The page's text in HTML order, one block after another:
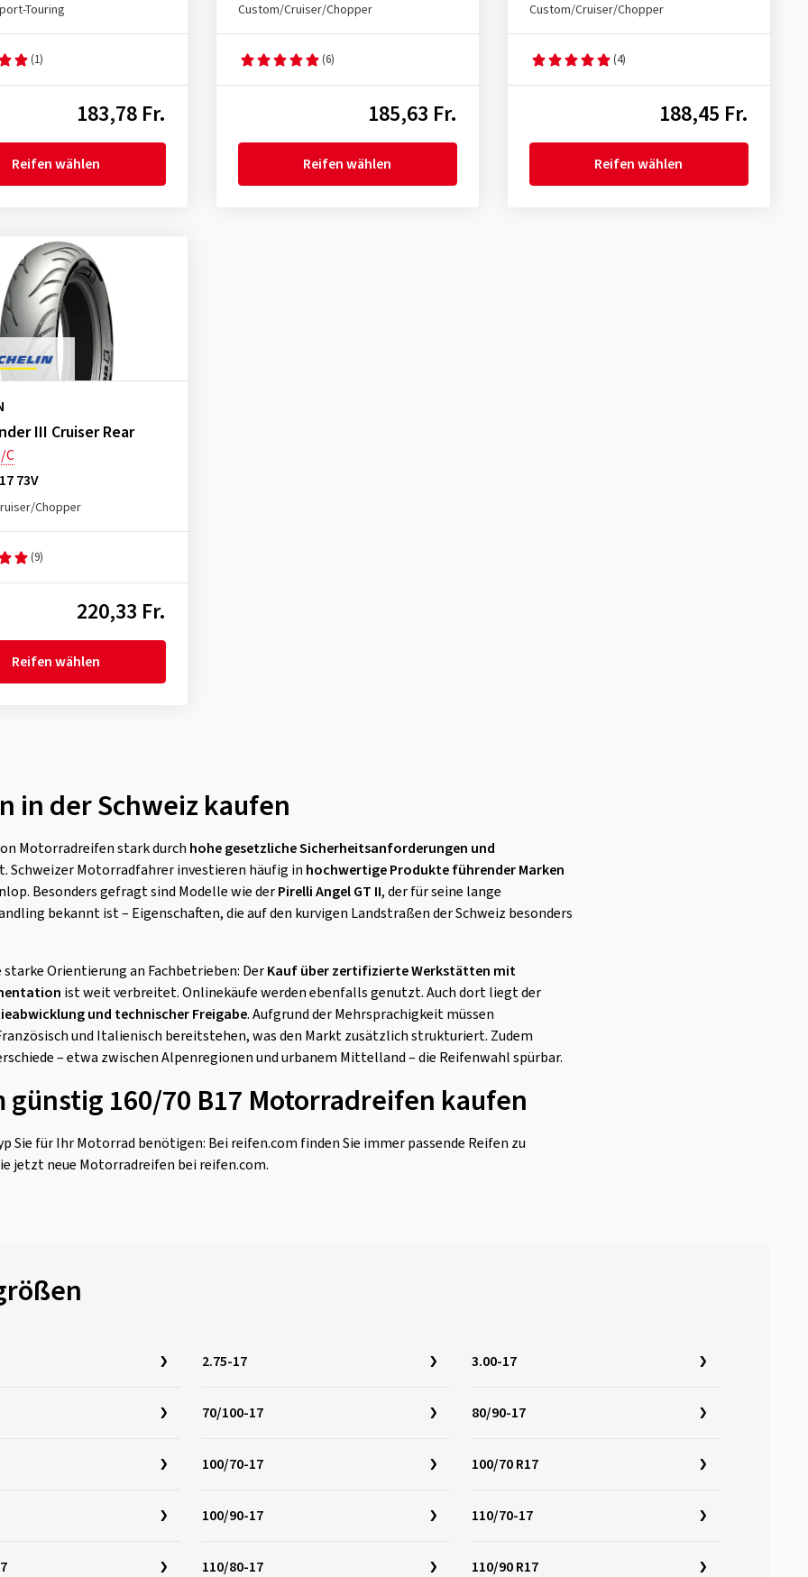
Touring
(1)
183,78 Fr.
Reifen wählen
Custom/Cruiser/Chopper
(6)
185,63 Fr.
Reifen wählen
Custom/Cruiser/Chopper
(4)
188,45 Fr.
Reifen wählen
III Cruiser Rear
C
73V
Chopper
(9)
220,33 Fr.
Reifen wählen
in der Schweiz kaufen
Motorradreifen stark durch hohe gesetzliche Sicherheitsanforderungen und
Schweizer Motorradfahrer investieren häufig in hochwertige Produkte führender Marken
Besonders gefragt sind Modelle wie derPirelli Angel GT II, der für seine lange
bekannt ist – Eigenschaften, die auf den kurvigen Landstraßen der Schweiz besonders
Orientierung an Fachbetrieben: DerKauf über zertifizierte Werkstätten mit
ist weit verbreitet. Onlinekäufe werden ebenfalls genutzt. Auch dort liegt der
und technischer Freigabe. Aufgrund der Mehrsprachigkeit müssen
und Italienisch bereitstehen, was den Markt zusätzlich strukturiert. Zudem
– etwa zwischen Alpenregionen und urbanem Mittelland – die Reifenwahl spürbar.
günstig 160/70 B17 Motorradreifen kaufen
Sie für Ihr Motorrad benötigen: Bei reifen.com finden Sie immer passende Reifen zu
jetzt neue Motorradreifen bei reifen.com.
2.75-17 3.00-17
70/100-17 80/90-17
100/70-17 100/70 R17
100/90-17 110/70-17
110/80-17 110/90 R17